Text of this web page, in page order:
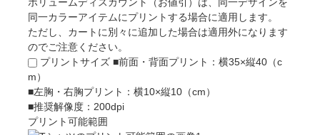
同一カラーアイテムにプリントする場合に適用します。
ただし、カートに別々に追加した場合は適用外になります
のでご注意ください。
プリントサイズ ■前面・背面プリント：横35×縦40（c
m）
■左胸・右胸プリント：横10×縦10（cm）
■推奨解像度：200dpi
プリント可能範囲